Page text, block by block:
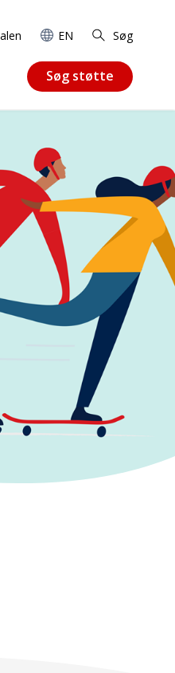
EN Søg
Søg støtte